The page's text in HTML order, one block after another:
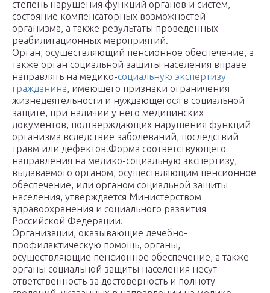
степень нарушения функций органов и систем,
состояние компенсаторных возможностей
организма, а также результаты проведенных
реабилитационных мероприятий.
Орган, осуществляющий пенсионное обеспечение, а
также орган социальной защиты населения вправе
направлять на медико-социальную экспертизу
гражданина, имеющего признаки ограничения
жизнедеятельности и нуждающегося в социальной
защите, при наличии у него медицинских
документов, подтверждающих нарушения функций
организма вследствие заболеваний, последствий
травм или дефектов.Форма соответствующего
направления на медико-социальную экспертизу,
выдаваемого органом, осуществляющим пенсионное
обеспечение, или органом социальной защиты
населения, утверждается Министерством
здравоохранения и социального развития
Российской Федерации.
Организации, оказывающие лечебно-
профилактическую помощь, органы,
осуществляющие пенсионное обеспечение, а также
органы социальной защиты населения несут
ответственность за достоверность и полноту